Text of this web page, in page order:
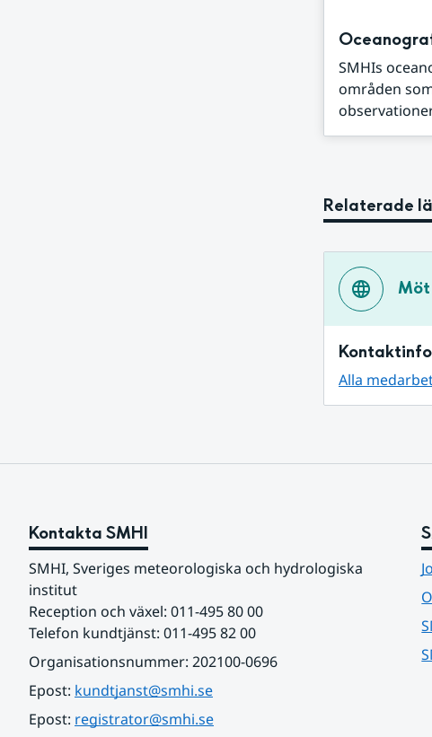
SMHIs
områden
Relaterade
Möt
Alla
Kontakta SMHI
SMHI, Sveriges meteorologiska och hydrologiska
institut
Reception och växel: 011-495 80 00
Telefon kundtjänst: 011-495 82 00
Organisationsnummer: 202100-0696
Epost: kundtjanst@smhi.se
Epost: registrator@smhi.se